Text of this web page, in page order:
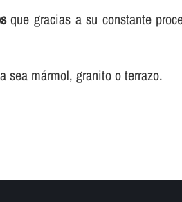
que gracias a su constante
sea mármol, granito o terrazo.